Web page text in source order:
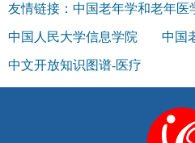
友情链接： 中国老年学和老年医
中国人民大学信息学院 中国
中文开放知识图谱-医疗